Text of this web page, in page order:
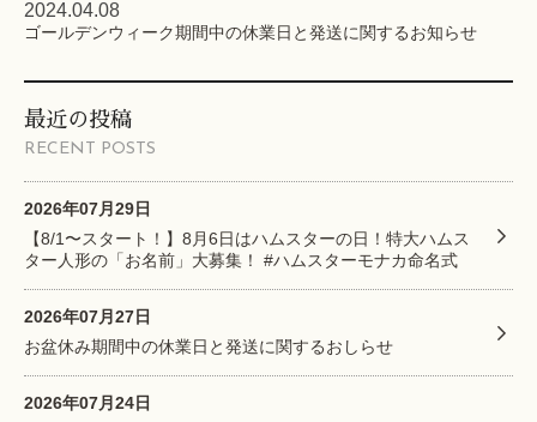
最近の投稿
RECENT POSTS
2026年07月29日
【8/1〜スタート！】8月6日はハムスターの日！特大ハムス
ター人形の「お名前」大募集！ #ハムスターモナカ命名式
2026年07月27日
お盆休み期間中の休業日と発送に関するおしらせ
2026年07月24日
2024.04.08
ゴールデンウィーク期間中の休業日と発送に関するお知らせ